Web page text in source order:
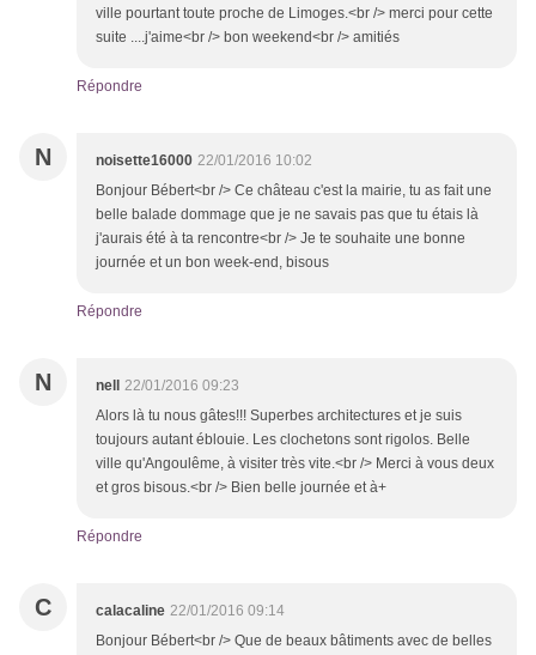
ville pourtant toute proche de Limoges.<br /> merci pour cette
suite ....j'aime<br /> bon weekend<br /> amitiés
Répondre
N noisette16000 22/01/2016 10:02
Bonjour Bébert<br /> Ce château c'est la mairie, tu as fait une
belle balade dommage que je ne savais pas que tu étais là
j'aurais été à ta rencontre<br /> Je te souhaite une bonne
journée et un bon week-end, bisous
Répondre
N nell
22/01/2016 09:23
Alors là tu nous gâtes!!! Superbes architectures et je suis
toujours autant éblouie. Les clochetons sont rigolos. Belle
ville qu'Angoulême, à visiter très vite.<br /> Merci à vous deux
et gros bisous.<br /> Bien belle journée et à+
Répondre
C calacaline 22/01/2016 09:14
Bonjour Bébert<br /> Que de beaux bâtiments avec de belles